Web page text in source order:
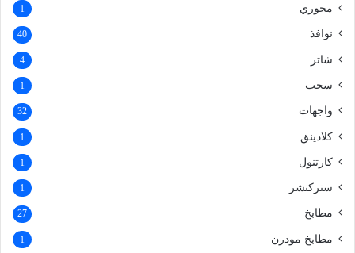
محوري 1
نوافذ 40
شاتر 4
سحب 1
واجهات 32
كلادينق 1
كارتنول 1
ستركتشر 1
مطابخ 27
مطابخ مودرن 1